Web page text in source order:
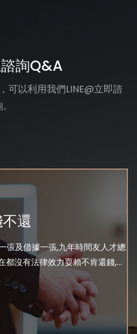
詢Q&A
可以利用我們LINE@立即諮
還
張及借據一張,九年時間友人才總
沒有法律效力耍賴不肯還錢,...